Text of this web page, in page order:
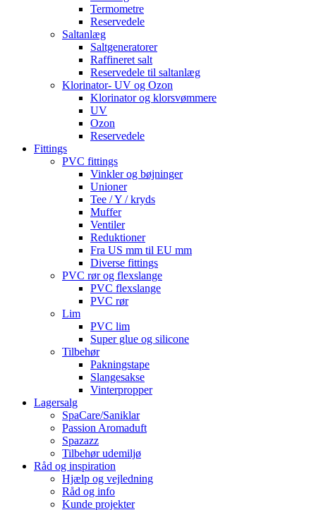
Termometre
Reservedele
Saltanlæg
Saltgeneratorer
Raffineret salt
Reservedele til saltanlæg
Klorinator- UV og Ozon
Klorinator og klorsvømmere
UV
Ozon
Reservedele
Fittings
PVC fittings
Vinkler og bøjninger
Unioner
Tee / Y / kryds
Muffer
Ventiler
Reduktioner
Fra US mm til EU mm
Diverse fittings
PVC rør og flexslange
PVC flexslange
PVC rør
Lim
PVC lim
Super glue og silicone
Tilbehør
Pakningstape
Slangesakse
Vinterpropper
Lagersalg
SpaCare/Saniklar
Passion Aromaduft
Spazazz
Tilbehør udemiljø
Råd og inspiration
Hjælp og vejledning
Råd og info
Kunde projekter